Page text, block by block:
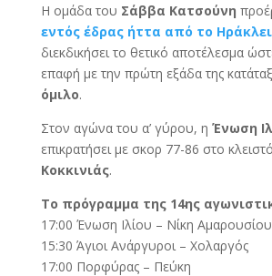
Η ομάδα του Σάββα Κατσούνη
εντός έδρας ήττα από το
διεκδικήσει το θετικό αποτέλεσμα
επαφή με την πρώτη εξάδα της
όμιλο.
Στον αγώνα του α’ γύρου, η Ένωση
επικρατήσει με σκορ 77-86 στο
Κοκκινιάς.
Το πρόγραμμα της 14ης
17:00 Ένωση Ιλίου – Νίκη Αμαρουσίου
15:30 Άγιοι Ανάργυροι – Χολαργός
17:00 Πορφύρας – Πεύκη